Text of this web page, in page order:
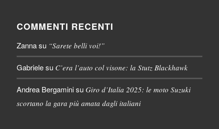
COMMENTI RECENTI
Zannasu “Sarete belli voi!”
Gabrielesu C’era l’auto col visone: la Stutz Blackhawk
Andrea Bergaminisu Giro d’Italia 2025: le moto Suzuki
scortano la gara più amata dagli italiani